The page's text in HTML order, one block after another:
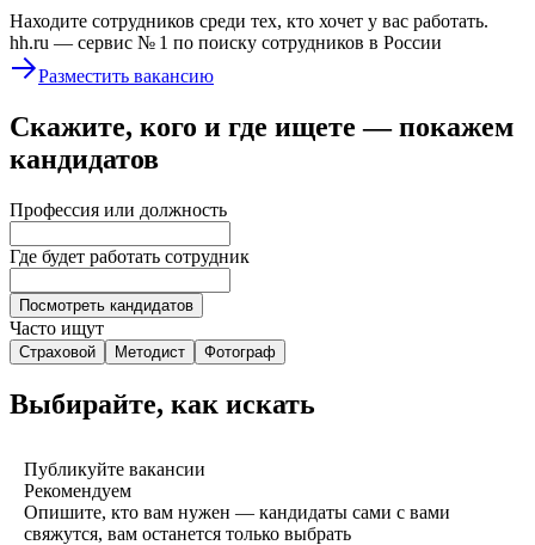
Находите сотрудников среди тех, кто хочет у вас работать.
hh.ru — сервис № 1 по поиску сотрудников в России
Разместить вакансию
Скажите, кого и где ищете — покажем
кандидатов
Профессия или должность
Где будет работать сотрудник
Посмотреть кандидатов
Часто ищут
Страховой Методист Фотограф
Выбирайте, как искать
Публикуйте вакансии
Рекомендуем
Опишите, кто вам нужен — кандидаты сами с вами
свяжутся, вам останется только выбрать